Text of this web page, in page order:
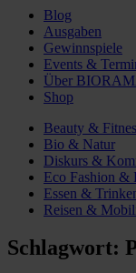
Blog
Ausgaben
Gewinnspiele
Events &
Über
Shop
Beauty &
Bio & Natur
Diskurs &
Eco Fashion &
Essen &
Reisen &
Schlagwort: